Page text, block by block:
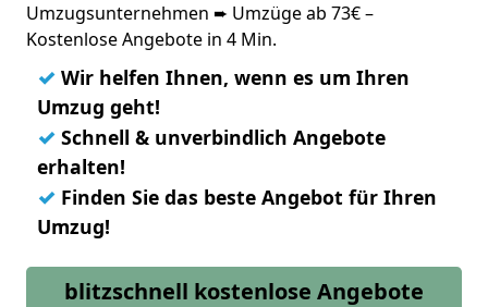
Umzugsunternehmen ➨ Umzüge ab 73€ –
Kostenlose Angebote in 4 Min.
✓ Wir helfen Ihnen, wenn es um Ihren
Umzug geht!
✓ Schnell & unverbindlich Angebote
erhalten!
✓ Finden Sie das beste Angebot für Ihren
Umzug!
blitzschnell kostenlose Angebote